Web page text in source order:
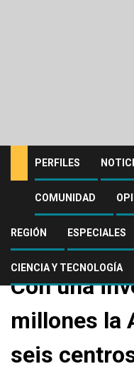
PERFILES
COMUNIDAD
REGIÓN ESPECIALES
CIENCIA Y TECNOLOGÍA
Noticias
Con una inversión de $840
desarrollo infantil en
Noticias
Con una
millones la
seis